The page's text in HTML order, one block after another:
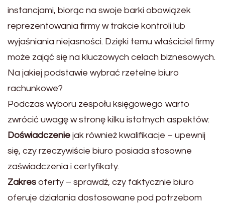
instancjami, biorąc na swoje barki obowiązek
reprezentowania firmy w trakcie kontroli lub
wyjaśniania niejasności. Dzięki temu właściciel firmy
może zająć się na kluczowych celach biznesowych.
Na jakiej podstawie wybrać rzetelne biuro
rachunkowe?
Podczas wyboru zespołu księgowego warto
zwrócić uwagę w stronę kilku istotnych aspektów:
Doświadczenie jak również kwalifikacje – upewnij
się, czy rzeczywiście biuro posiada stosowne
zaświadczenia i certyfikaty.
Zakres oferty – sprawdź, czy faktycznie biuro
oferuje działania dostosowane pod potrzebom